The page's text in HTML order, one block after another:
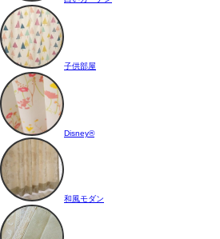
子供部屋
Disney®
和風モダン